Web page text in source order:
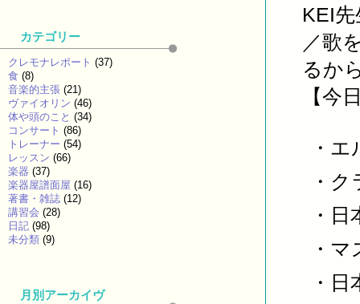
KEI
／歌
るか
【今
・
・
・
・
・
カテゴリー
クレモナレポート (37)
食 (8)
音楽的主張 (21)
ヴァイオリン (46)
体や頭のこと (34)
コンサート (86)
トレーナー (54)
レッスン (66)
楽器 (37)
楽器屋譜面屋 (16)
著書・雑誌 (12)
講習会 (28)
日記 (98)
未分類 (9)
月別アーカイヴ